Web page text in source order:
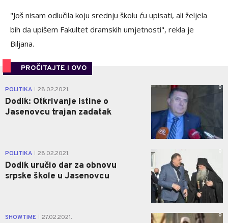
"Još nisam odlučila koju srednju školu ću upisati, ali željela
bih da upišem Fakultet dramskih umjetnosti", rekla je
Biljana.
PROČITAJTE I OVO
POLITIKA 28.02.2021.
Dodik: Otkrivanje istine o
Jasenovcu trajan zadatak
0
POLITIKA 28.02.2021.
Dodik uručio dar za obnovu
srpske škole u Jasenovcu
SHOWTIME 27.02.2021. 0